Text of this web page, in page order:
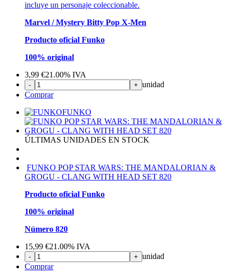
incluye un personaje coleccionable.
Marvel / Mystery Bitty Pop X-Men
Producto oficial Funko
100% original
3,99 €21.00% IVA
- + unidad
Comprar
FUNKO
ÚLTIMAS UNIDADES EN STOCK
FUNKO POP STAR WARS: THE MANDALORIAN &
GROGU - CLANG WITH HEAD SET 820
Producto oficial Funko
100% original
Número 820
15,99 €21.00% IVA
- + unidad
Comprar